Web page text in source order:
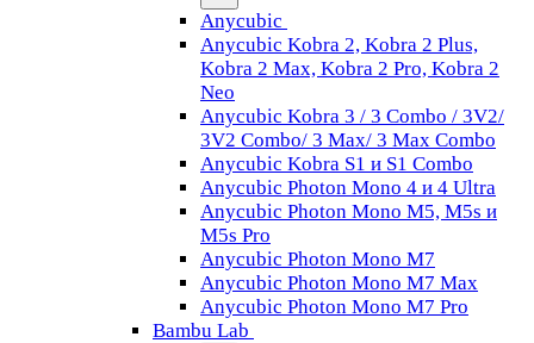
Anycubic
Anycubic Kobra 2, Kobra 2 Plus,
Kobra 2 Max, Kobra 2 Pro, Kobra 2
Neo
Anycubic Kobra 3 / 3 Combo / 3V2/
3V2 Combo/ 3 Max/ 3 Max Combo
Anycubic Kobra S1 и S1 Combo
Anycubic Photon Mono 4 и 4 Ultra
Anycubic Photon Mono M5, M5s и
M5s Pro
Anycubic Photon Mono M7
Anycubic Photon Mono M7 Max
Anycubic Photon Mono M7 Pro
Bambu Lab